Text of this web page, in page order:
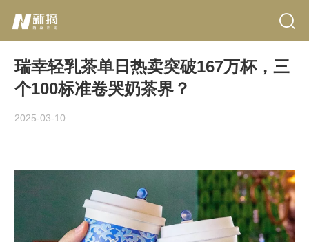
瑞幸轻乳茶单日热卖突破167万杯，三
个100标准卷哭奶茶界？
2025-03-10